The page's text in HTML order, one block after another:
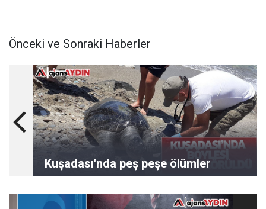
Önceki ve Sonraki Haberler
Kuşadası'nda peş peşe ölümler